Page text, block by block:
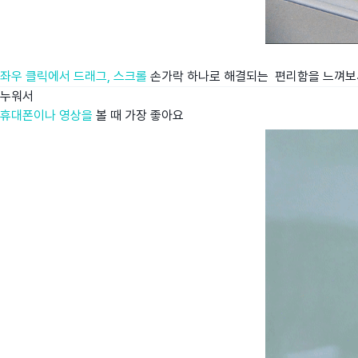
좌우 클릭에서 드래그, 스크롤 손가락 하나로 해결되는 편리함을 느껴
누워서
휴대폰이나 영상을 볼 때 가장 좋아요